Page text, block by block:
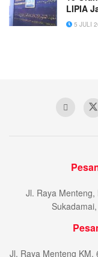
LIPIA
5 JULI
Jl. Raya Menteng,
Jl. Raya Menteng KM.